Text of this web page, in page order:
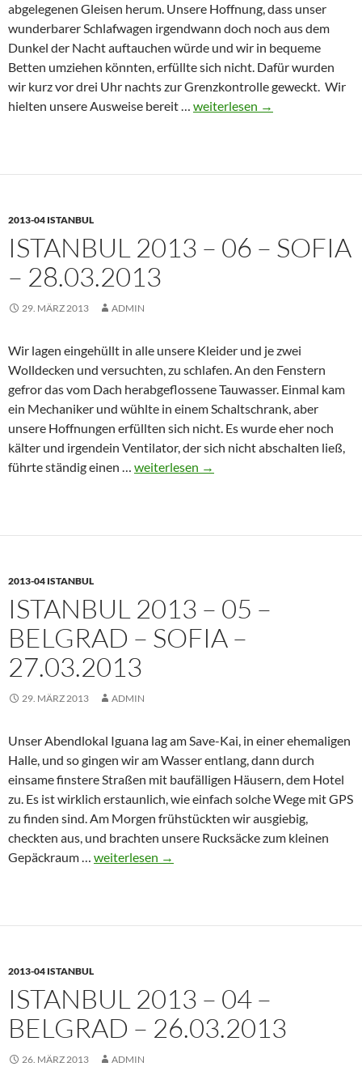
abgelegenen Gleisen herum. Unsere Hoffnung, dass unser
wunderbarer Schlafwagen irgendwann doch noch aus dem
Dunkel der Nacht auftauchen würde und wir in bequeme
Betten umziehen könnten, erfüllte sich nicht. Dafür wurden
wir kurz vor drei Uhr nachts zur Grenzkontrolle geweckt. Wir
hielten unsere Ausweise bereit … Istanbul
Istanbul
–
weiterlesen →
2013-04 ISTANBUL
ISTANBUL 2013 – 06 – SOFIA
– 28.03.2013
29. MÄRZ 2013 ADMIN
Wir lagen eingehüllt in alle unsere Kleider und je zwei
Wolldecken und versuchten, zu schlafen. An den Fenstern
gefror das vom Dach herabgeflossene Tauwasser. Einmal kam
ein Mechaniker und wühlte in einem Schaltschrank, aber
unsere Hoffnungen erfüllten sich nicht. Es wurde eher noch
kälter und irgendein Ventilator, der sich nicht abschalten ließ,
führte ständig einen … Istanbul
28.03.2013
weiterlesen →
2013-04 ISTANBUL
ISTANBUL 2013 – 05 –
BELGRAD – SOFIA –
27.03.2013
29. MÄRZ 2013 ADMIN
Unser Abendlokal Iguana lag am Save-Kai, in einer ehemaligen
Halle, und so gingen wir am Wasser entlang, dann durch
einsame finstere Straßen mit baufälligen Häusern, dem Hotel
zu. Es ist wirklich erstaunlich, wie einfach solche Wege mit GPS
zu finden sind. Am Morgen frühstückten wir ausgiebig,
checkten aus, und brachten unsere Rucksäcke zum kleinen
Gepäckraum … Istanbul
–
Sofia
–
27.03.2013
weiterlesen →
2013-04 ISTANBUL
ISTANBUL 2013 – 04 –
BELGRAD – 26.03.2013
26. MÄRZ 2013 ADMIN